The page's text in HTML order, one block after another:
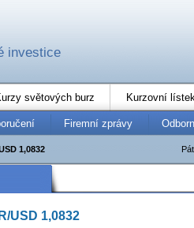
investice
světových burz Kurzovní lístek
Firemní zprávy
1,0832
USD 1,0832